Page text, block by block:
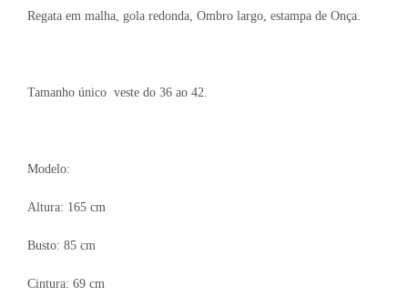
Regata em malha, gola redonda, Ombro largo, estampa de Onça.
Tamanho único veste do 36 ao 42.
Modelo:
Altura: 165 cm
Busto: 85 cm
Cintura: 69 cm